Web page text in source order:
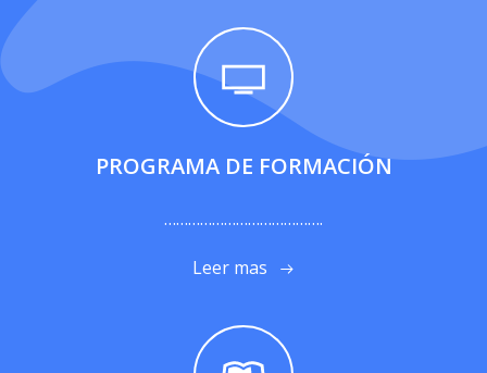
PROGRAMA DE FORMACIÓN
………………………………….
Leer mas